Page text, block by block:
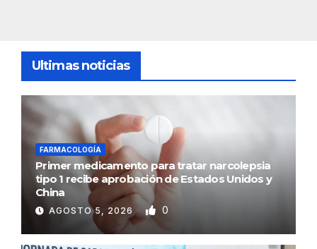
Ultimas noticias
FARMACOLOGÍA
Primer medicamento para tratar narcolepsia
tipo 1 recibe aprobación de Estados Unidos y
China
AGOSTO 5, 2026 0